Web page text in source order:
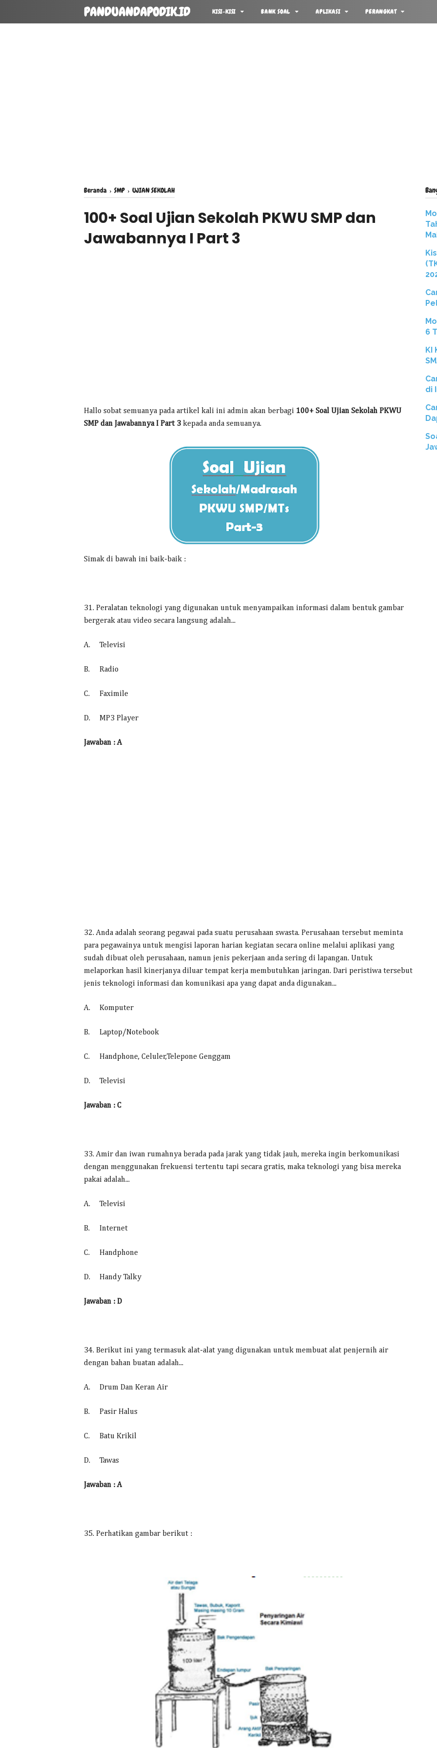
PANDUANDAPODIK.ID KISI-KISI BANK SOAL APLIKASI PERANGKAT
Beranda › SMP › UJIAN SEKOLAH
100+ Soal Ujian Sekolah PKWU SMP dan
Jawabannya I Part 3
Hallo sobat semuanya pada artikel kali ini admin akan berbagi 100+ Soal Ujian Sekolah PKWU
SMP dan Jawabannya I Part 3 kepada anda semuanya.
Simak di bawah ini baik-baik :
31. Peralatan teknologi yang digunakan untuk menyampaikan informasi dalam bentuk gambar
bergerak atau video secara langsung adalah...
A. Televisi
B. Radio
C. Faximile
D. MP3 Player
Jawaban : A
32. Anda adalah seorang pegawai pada suatu perusahaan swasta. Perusahaan tersebut meminta
para pegawainya untuk mengisi laporan harian kegiatan secara online melalui aplikasi yang
sudah dibuat oleh perusahaan, namun jenis pekerjaan anda sering di lapangan. Untuk
melaporkan hasil kinerjanya diluar tempat kerja membutuhkan jaringan. Dari peristiwa tersebut
jenis teknologi informasi dan komunikasi apa yang dapat anda digunakan...
A. Komputer
B. Laptop/Notebook
C. Handphone, Celuler,Telepone Genggam
D. Televisi
Jawaban : C
33. Amir dan iwan rumahnya berada pada jarak yang tidak jauh, mereka ingin berkomunikasi
dengan menggunakan frekuensi tertentu tapi secara gratis, maka teknologi yang bisa mereka
pakai adalah...
A. Televisi
B. Internet
C. Handphone
D. Handy Talky
Jawaban : D
34. Berikut ini yang termasuk alat-alat yang digunakan untuk membuat alat penjernih air
dengan bahan buatan adalah...
A. Drum Dan Keran Air
B. Pasir Halus
C. Batu Krikil
D. Tawas
Jawaban : A
35. Perhatikan gambar berikut :
6
KI
di